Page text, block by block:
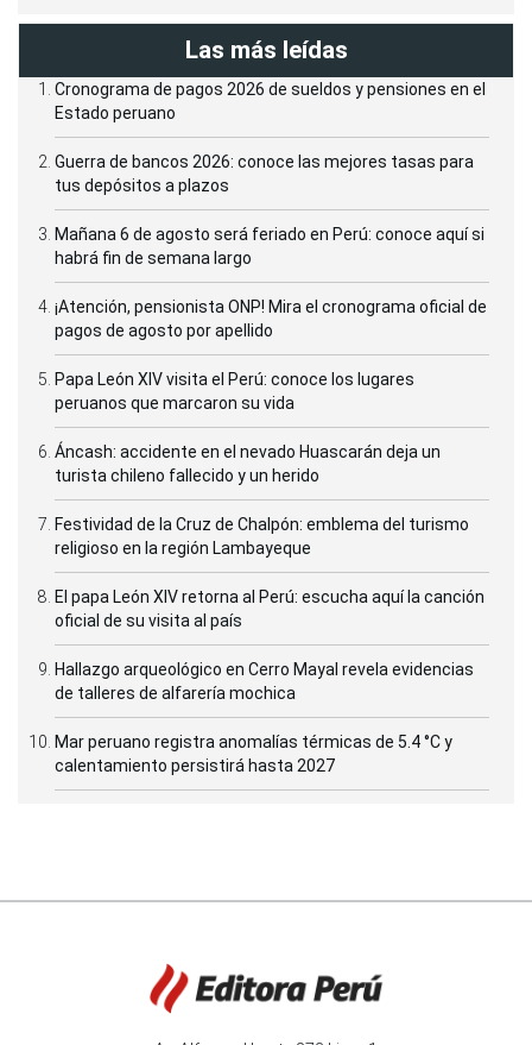
Las más leídas
Cronograma de pagos 2026 de sueldos y pensiones en el
Estado peruano
Guerra de bancos 2026: conoce las mejores tasas para
tus depósitos a plazos
Mañana 6 de agosto será feriado en Perú: conoce aquí si
habrá fin de semana largo
¡Atención, pensionista ONP! Mira el cronograma oficial de
pagos de agosto por apellido
Papa León XIV visita el Perú: conoce los lugares
peruanos que marcaron su vida
Áncash: accidente en el nevado Huascarán deja un
turista chileno fallecido y un herido
Festividad de la Cruz de Chalpón: emblema del turismo
religioso en la región Lambayeque
El papa León XIV retorna al Perú: escucha aquí la canción
oficial de su visita al país
Hallazgo arqueológico en Cerro Mayal revela evidencias
de talleres de alfarería mochica
Mar peruano registra anomalías térmicas de 5.4 °C y
calentamiento persistirá hasta 2027